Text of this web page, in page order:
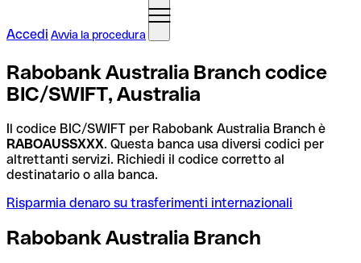
Accedi Avvia la procedura
Rabobank Australia Branch codice
BIC/SWIFT, Australia
Il codice BIC/SWIFT per Rabobank Australia Branch è
RABOAUSSXXX. Questa banca usa diversi codici per
altrettanti servizi. Richiedi il codice corretto al
destinatario o alla banca.
Risparmia denaro su trasferimenti internazionali
Rabobank Australia Branch